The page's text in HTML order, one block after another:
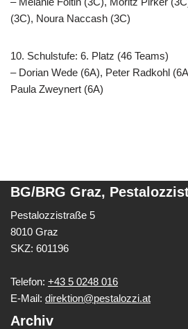
(3C), Noura Naccash (3C)
10. Schulstufe: 6. Platz (46 Teams)
– Dorian Wede (6A), Peter Radkohl
Paula Zweynert (6A)
BG/BRG Graz,
Pestalozzistraße 5
8010 Graz
SKZ: 601196
Telefon: +43 5 0248 016
E-Mail: direktion@pestalozzi.at
Archiv